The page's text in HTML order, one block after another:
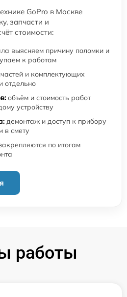
GoPro в Москве
запчасти и
стоимости:
выясняем причину поломки и
к работам
и комплектующих
отдельно
объём и стоимость работ
устройству
демонтаж и доступ к прибору
в смету
по итогам
работы